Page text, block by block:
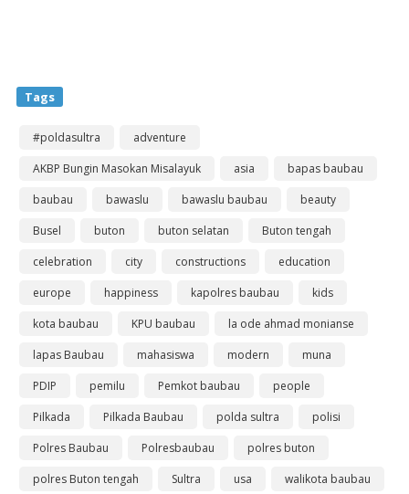
Tags
#poldasultra
adventure
AKBP Bungin Masokan Misalayuk
asia
bapas baubau
baubau
bawaslu bawaslu baubau
beauty
Busel
buton buton selatan
Buton tengah
celebration
city constructions
education
europe
happiness kapolres baubau
kids
kota baubau
KPU baubau
la ode ahmad monianse
lapas Baubau
mahasiswa modern
muna
PDIP
pemilu Pemkot baubau
people
Pilkada
Pilkada Baubau polda sultra
polisi
Polres Baubau
Polresbaubau
polres buton
polres Buton tengah
Sultra usa
walikota baubau